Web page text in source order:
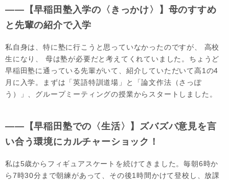
――【早稲田塾入学の〈きっかけ〉】母のすすめ
と先輩の紹介で入学
私自身は、特に塾に行こうと思っていなかったのですが、 高校
生になり、 母は塾が必要だと考えてくれていました。ちょうど
早稲田塾に通っている先輩がいて、紹介していただいて高1の4
月に入学。まずは「英語特訓道場」と「論文作法（さっぽ
う）」、グループミーティングの授業からスタートしました。
――【早稲田塾での〈生活〉】ズバズバ意見を言
い合う環境にカルチャーショック！
私は5歳からフィギュアスケートを続けてきました。毎朝6時か
ら7時30分まで朝練があって、その後1時間かけて登校し、放課